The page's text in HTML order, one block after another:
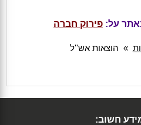
על: פירוק חברה
» הוצאות אש''ל
חשוב: